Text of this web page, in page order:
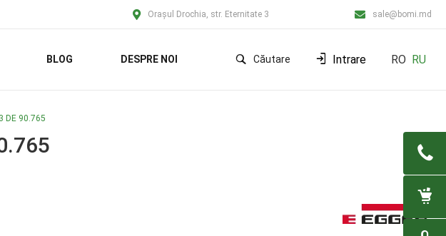
Orașul Drochia, str. Eternitate 3 sale@bomi.md
BLOG DESPRE NOI Căutare Intrare RO RU
DE 90.765